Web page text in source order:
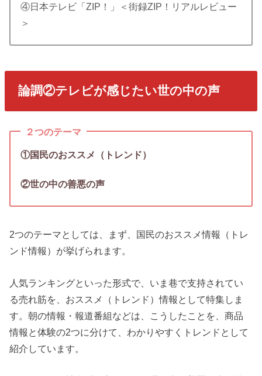
④日本テレビ「ZIP！」＜街録ZIP！リアルレビュー
＞
論調②テレビが感じたい世の中の声
２つのテーマ
①国民のおススメ（トレンド）
②世の中の善悪の声
2つのテーマとしては、まず、国民のおススメ情報（トレ
ンド情報）が挙げられます。
人気ランキングといった形式で、いま巷で支持されてい
る売れ筋を、おススメ（トレンド）情報として特集しま
す。朝の情報・報道番組などは、こうしたことを、商品
情報と体験の2つに分けて、わかりやすくトレンドとして
紹介しています。